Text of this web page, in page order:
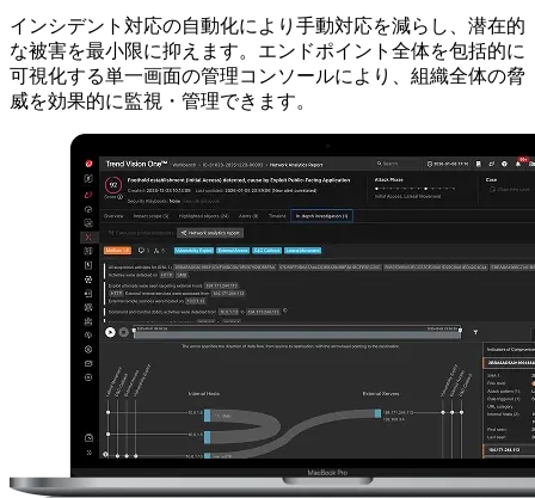
インシデント対応の自動化により手動対応を減らし、潜在的
な被害を最小限に抑えます。エンドポイント全体を包括的に
可視化する単一画面の管理コンソールにより、組織全体の脅
威を効果的に監視・管理できます。